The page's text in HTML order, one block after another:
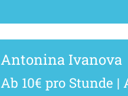
Antonina Ivanova
Ab 10€ pro Stunde